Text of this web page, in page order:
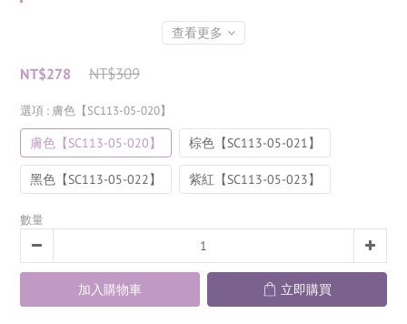
查看更多
NT$278 NT$309
選項 : 膚色【SC113-05-020】
膚色【SC113-05-020】 棕色【SC113-05-021】
黑色【SC113-05-022】 紫紅【SC113-05-023】
數量
加入購物車 立即購買